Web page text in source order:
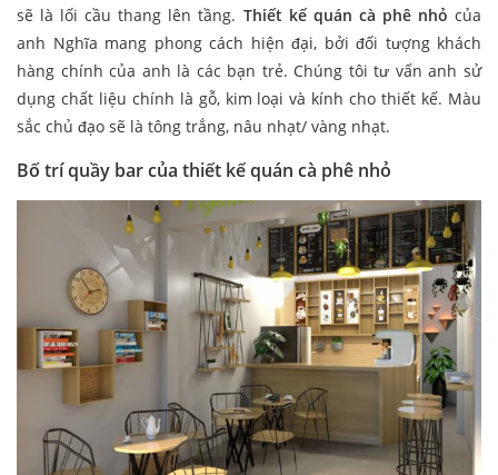
sẽ là lối cầu thang lên tầng. Thiết kế quán cà phê nhỏ của
anh Nghĩa mang phong cách hiện đại, bởi đối tượng khách
hàng chính của anh là các bạn trẻ. Chúng tôi tư vấn anh sử
dụng chất liệu chính là gỗ, kim loại và kính cho thiết kế. Màu
sắc chủ đạo sẽ là tông trắng, nâu nhạt/ vàng nhạt.
Bố trí quầy bar của thiết kế quán cà phê nhỏ